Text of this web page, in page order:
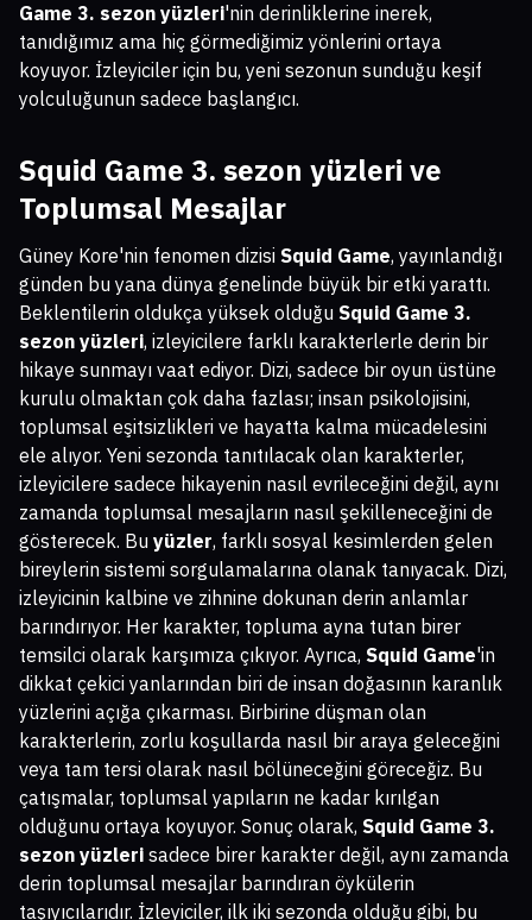
Game 3. sezon yüzleri'nin derinliklerine inerek,
tanıdığımız ama hiç görmediğimiz yönlerini ortaya
koyuyor. İzleyiciler için bu, yeni sezonun sunduğu keşif
yolculuğunun sadece başlangıcı.
Squid Game 3. sezon yüzleri ve
Toplumsal Mesajlar
Güney Kore'nin fenomen dizisi Squid Game, yayınlandığı
günden bu yana dünya genelinde büyük bir etki yarattı.
Beklentilerin oldukça yüksek olduğu Squid Game 3.
sezon yüzleri, izleyicilere farklı karakterlerle derin bir
hikaye sunmayı vaat ediyor. Dizi, sadece bir oyun üstüne
kurulu olmaktan çok daha fazlası; insan psikolojisini,
toplumsal eşitsizlikleri ve hayatta kalma mücadelesini
ele alıyor. Yeni sezonda tanıtılacak olan karakterler,
izleyicilere sadece hikayenin nasıl evrileceğini değil, aynı
zamanda toplumsal mesajların nasıl şekilleneceğini de
gösterecek. Bu yüzler, farklı sosyal kesimlerden gelen
bireylerin sistemi sorgulamalarına olanak tanıyacak. Dizi,
izleyicinin kalbine ve zihnine dokunan derin anlamlar
barındırıyor. Her karakter, topluma ayna tutan birer
temsilci olarak karşımıza çıkıyor. Ayrıca, Squid Game'in
dikkat çekici yanlarından biri de insan doğasının karanlık
yüzlerini açığa çıkarması. Birbirine düşman olan
karakterlerin, zorlu koşullarda nasıl bir araya geleceğini
veya tam tersi olarak nasıl bölüneceğini göreceğiz. Bu
çatışmalar, toplumsal yapıların ne kadar kırılgan
olduğunu ortaya koyuyor. Sonuç olarak, Squid Game 3.
sezon yüzleri sadece birer karakter değil, aynı zamanda
derin toplumsal mesajlar barındıran öykülerin
taşıyıcılarıdır. İzleyiciler, ilk iki sezonda olduğu gibi, bu